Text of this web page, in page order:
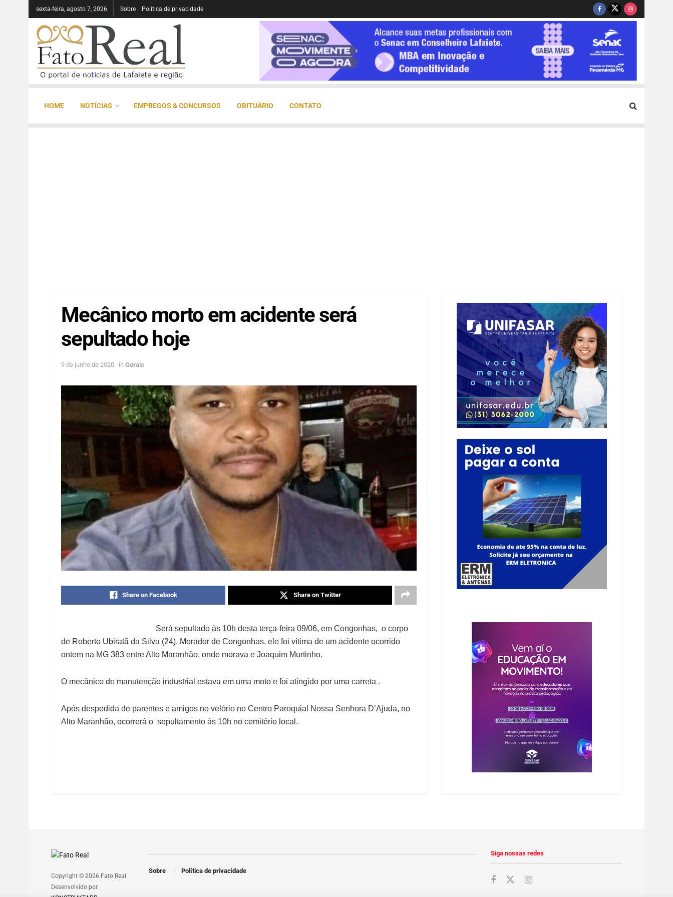
sexta-feira, agosto 7, 2026 Sobre Política de privacidade
HOME NOTÍCIAS EMPREGOS & CONCURSOS OBITUÁRIO CONTATO
Mecânico morto em acidente será
sepultado hoje
9 de junho de 2020 in Gerais
Share on Facebook Share on Twitter
Será sepultado às 10h desta terça-feira 09/06, em Congonhas, o corpo
de Roberto Ubiratã da Silva (24). Morador de Congonhas, ele foi vítima de um acidente ocorrido
ontem na MG 383 entre Alto Maranhão, onde morava e Joaquim Murtinho.
O mecânico de manutenção industrial estava em uma moto e foi atingido por uma carreta .
Após despedida de parentes e amigos no velório no Centro Paroquial Nossa Senhora D’Ajuda, no
Alto Maranhão, ocorrerá o sepultamento às 10h no cemitério local.
Copyright © 2026 Fato Real
Desenvolvido por
Sobre Política de privacidade
Siga nossas redes